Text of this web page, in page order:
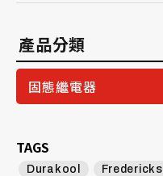
產品分類
固態繼電器
TAGS
Durakool Fredericks